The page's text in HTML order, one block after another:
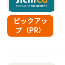
ピックアッ
プ（PR）